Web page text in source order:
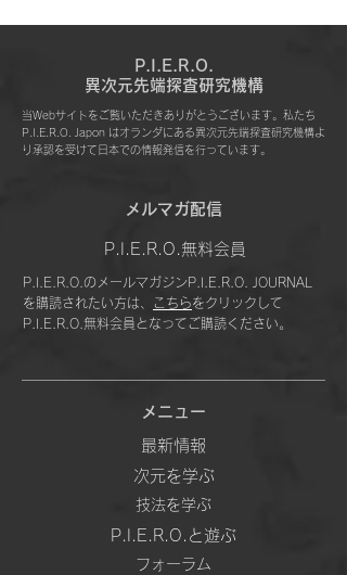
P.I.E.R.O.
​異次元先端探査研究機構
当Webサイトをご覧いただきありがとうございます。私たち
P.I.E.R.O. Japon はオランダにある異次元先端探査研究機構よ
り承認を受けて日本での情報発信を行っています。
​メルマガ配信
P.I.E.R.O.無料会員
P.I.E.R.O.のメールマガジンP.I.E.R.O. JOURNAL
を購読されたい方は、 こちらをクリックして
P.I.E.R.O.無料会員となってご購読ください。
メニュー
最新情報
次元を学ぶ
技法を学ぶ
P.I.E.R.O.と遊ぶ
フォーラム